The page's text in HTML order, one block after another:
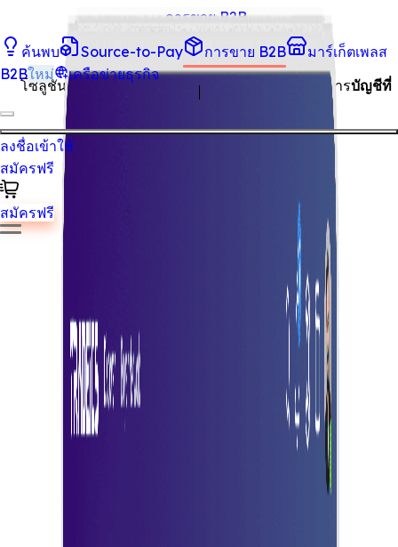
ค้นพบ Source-to-Pay การขาย B2B
มาร์เก็ตเพลส
B2Bใหม่ เครือข่ายธุรกิจ
ลงชื่อเข้าใช้
สมัครฟรี
สมัครฟรี
การขาย B2B
สรุปหน้านี้ด้วย AI
ใบแจ้งหนี้อิเล็กทรอนิกส์
โซลูชันใบแจ้งหนี้อิเล็กทรอนิกส์
เพื่อการบัญชีที่
รวดเร็วและง่ายดาย
สร้างใบแจ้งหนี้ของคุณ
การสร้างใบแจ้งหนี้อิเล็กทรอนิกส์ของคุณเป็นเรื่องง่ายและมี
ประสิทธิภาพ เริ่มต้นด้วยการป้อนรายละเอียดใบแจ้งหนี้ของคุณ
เข้าสู่ระบบที่ใช้งานง่ายของเรา ปรับแต่งเทมเพลตด้วยข้อมูลธุรกิจ
และลูกค้าของคุณเพื่อให้ดูเป็นมืออาชีพ ตรวจสอบใบแจ้งหนี้เพื่อ
ให้แน่ใจว่าทุกรายละเอียดถูกต้อง เมื่อพอใจแล้ว ให้สร้างและส่งไ
ยังลูกค้าของคุณโดยตรง ปรับปรุงกระบวนการเรียกเก็บเงินของ
คุณและเพิ่มประสิทธิภาพการทำงานด้วยโซลูชันใบแจ้งหนี้
อิเล็กทรอนิกส์ที่ใช้งานง่ายของเรา
สำรวจตอนนี้
ทำไมต้องเลือก Tradeics Solutions?
ทุกสิ่งที่คุณต้องการเพื่อจัดการสัญญาอัจฉริยะของคุณกับลูกค้า
ของคุณบน Tradeics สำหรับประสบการณ์ทางธุรกิจที่โปร่งใส